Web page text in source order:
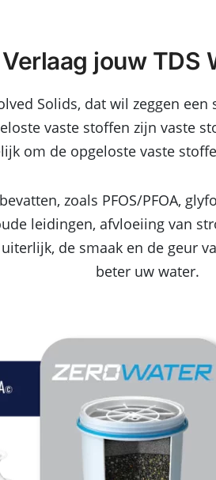
Verlaag jouw TDS
Solids, dat wil zeggen
vaste stoffen zijn vaste
om de opgeloste vaste
zoals PFOS/PFOA,
leidingen, afvloeiing van
de smaak en de geur
beter uw water.